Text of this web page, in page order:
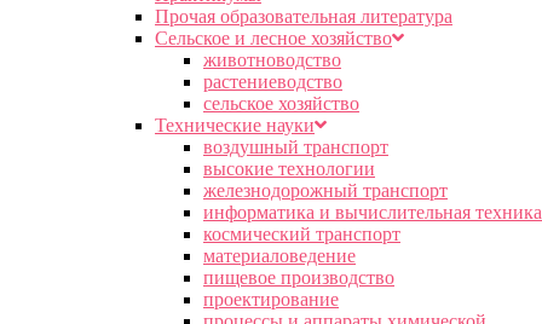
Прочая образовательная литература
Сельское и лесное хозяйство
животноводство
растениеводство
сельское хозяйство
Технические науки
воздушный транспорт
высокие технологии
железнодорожный транспорт
информатика и вычислительная техника
космический транспорт
материаловедение
пищевое производство
проектирование